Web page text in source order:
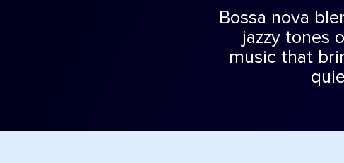
Bossa nova
jazzy tones
music that